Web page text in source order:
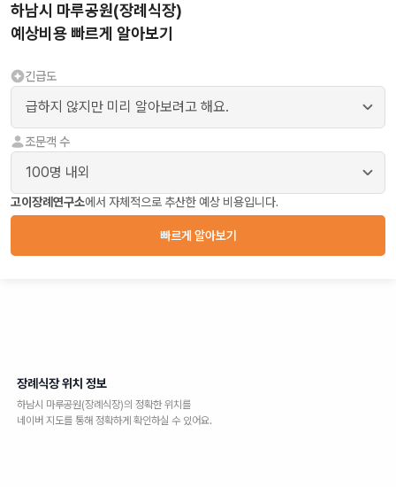
하남시 마루공원(장례식장)
예상비용 빠르게 알아보기
긴급도
조문객 수
고이장례연구소에서 자체적으로 추산한 예상 비용입니다.
빠르게 알아보기
장례식장 위치 정보
하남시 마루공원(장례식장)의 정확한 위치를
네이버 지도를 통해 정확하게 확인하실 수 있어요.